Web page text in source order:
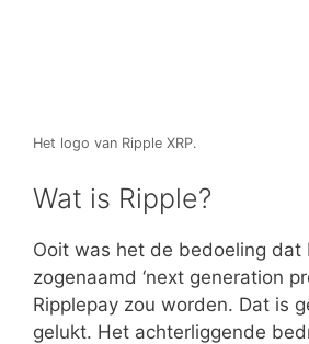
Het logo van Ripple XRP.
Wat is Ripple?
Ooit was het de bedoeling dat
zogenaamd ‘next generation
Ripplepay zou worden. Dat is
gelukt. Het achterliggende